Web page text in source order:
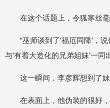
在这个话题上，令狐寒丝
“巫师谈到了‘福厄同降’，
与‘有着大造化的兄弟姐妹’一同
这一瞬间，李彦辉想到了妹
在表面上，他伪装的很好